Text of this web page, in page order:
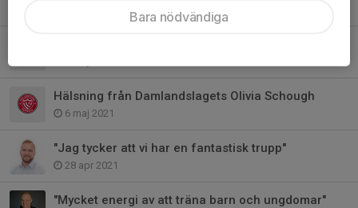
Hälsning från Damlandslagets Olivia Schough
6 maj 2021
"Jag tycker att vi har en fantastisk trupp"
28 apr 2021
"Mycket energi av att träna barn och ungdomar"
Bara nödvändiga